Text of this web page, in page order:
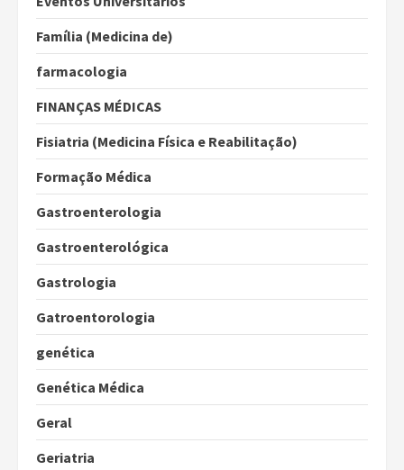
Família (Medicina de)
farmacologia
FINANÇAS MÉDICAS
Fisiatria (Medicina Física e Reabilitação)
Formação Médica
Gastroenterologia
Gastroenterológica
Gastrologia
Gatroentorologia
genética
Genética Médica
Geral
Geriatria